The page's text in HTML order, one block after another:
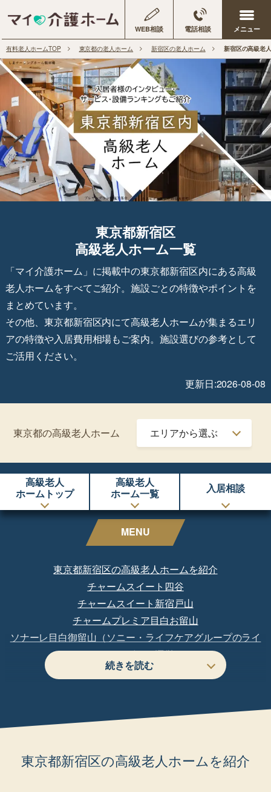
WEB相談 電話相談
有料老人ホームTOP 東京都の老人ホーム 新宿区の老人ホーム 新宿区の高級老
東京都新宿区
高級老人ホーム一覧
「マイ介護ホーム」に掲載中の東京都新宿区内にある高級
老人ホームをすべてご紹介。施設ごとの特徴やポイントを
まとめています。
その他、東京都新宿区内にて高級老人ホームが集まるエリ
アの特徴や入居費用相場もご案内。施設選びの参考として
ご活用ください。
更新日:2026-08-08
東京都の高級老人ホーム
高級老人
ホームトップ
高級老人
ホーム一覧
入居相談
MENU
東京都新宿区の高級老人ホームを紹介
チャームスイート四谷
チャームスイート新宿戸山
チャームプレミア目白お留山
ソナーレ目白御留山（ソニー・ライフケアグループのライ
フケアデザイン運営）
リアンレーヴ高田馬場
ＳＯＭＰＯケア ラヴィーレグラン四谷
しまナーシングホーム飯田橋
癒しの新宿御苑
東京都新宿区の高級老人ホームを紹介